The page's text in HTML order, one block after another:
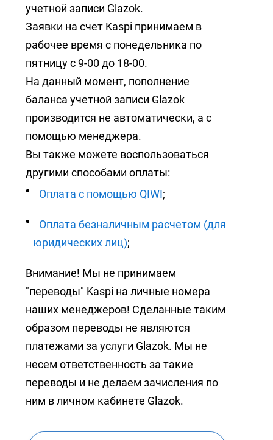
учетной записи Glazok.
Заявки на счет Kaspi принимаем в
рабочее время с понедельника по
пятницу с 9-00 до 18-00.
На данный момент, пополнение
баланса учетной записи Glazok
производится не автоматически, а с
помощью менеджера.
Вы также можете воспользоваться
другими способами оплаты:
Оплата с помощью QIWI;
Оплата безналичным расчетом (для
юридических лиц);
Внимание! Мы не принимаем
"переводы" Kaspi на личные номера
наших менеджеров! Сделанные таким
образом переводы не являются
платежами за услуги Glazok. Мы не
несем ответственность за такие
переводы и не делаем зачисления по
ним в личном кабинете Glazok.